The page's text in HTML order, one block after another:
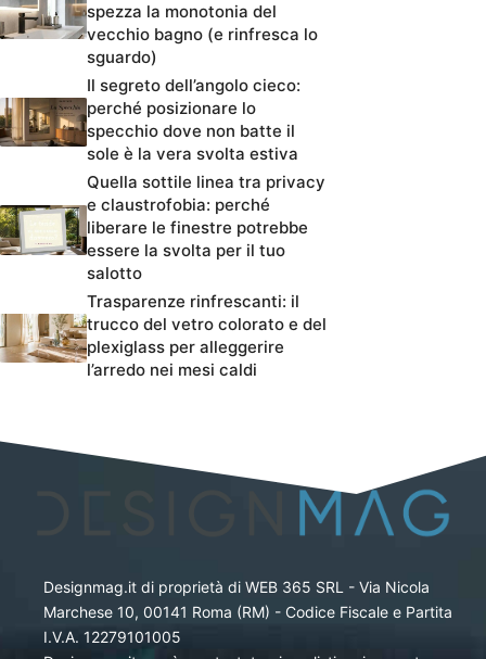
spezza la monotonia del
vecchio bagno (e rinfresca lo
sguardo)
Il segreto dell’angolo cieco:
perché posizionare lo
specchio dove non batte il
sole è la vera svolta estiva
Quella sottile linea tra privacy
e claustrofobia: perché
liberare le finestre potrebbe
essere la svolta per il tuo
salotto
Trasparenze rinfrescanti: il
trucco del vetro colorato e del
plexiglass per alleggerire
l’arredo nei mesi caldi
Designmag.it di proprietà di WEB 365 SRL - Via Nicola
Marchese 10, 00141 Roma (RM) - Codice Fiscale e Partita
I.V.A. 12279101005